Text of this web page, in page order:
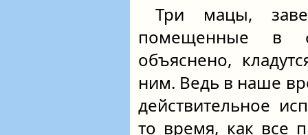
Три мацы,
помещенные в
объяснено,
ним. Ведь в наше
действительное
то время, как все